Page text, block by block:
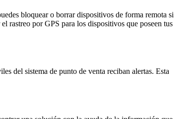
bloquear o borrar dispositivos de forma remota si
rastreo por GPS para los dispositivos que poseen tus
del sistema de punto de venta reciban alertas. Esta